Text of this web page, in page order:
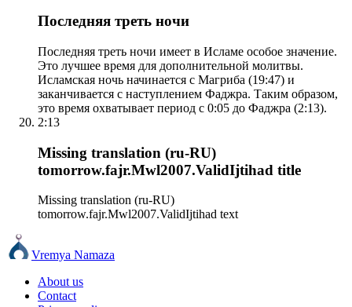
Последняя треть ночи
Последняя треть ночи имеет в Исламе особое значение.
Это лучшее время для дополнительной молитвы.
Исламская ночь начинается с Магриба (19:47) и
заканчивается с наступлением Фаджра. Таким образом,
это время охватывает период с 0:05 до Фаджра (2:13).
2:13
Missing translation (ru-RU)
tomorrow.fajr.Mwl2007.ValidIjtihad title
Missing translation (ru-RU)
tomorrow.fajr.Mwl2007.ValidIjtihad text
Vremya Namaza
About us
Contact